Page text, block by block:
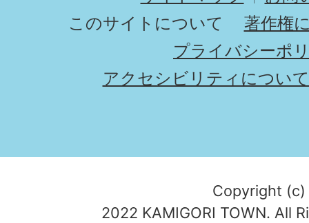
このサイトについて
著作権
プライバシーポ
アクセシビリティについて
Copyright (c)
2022 KAMIGORI TOWN. All